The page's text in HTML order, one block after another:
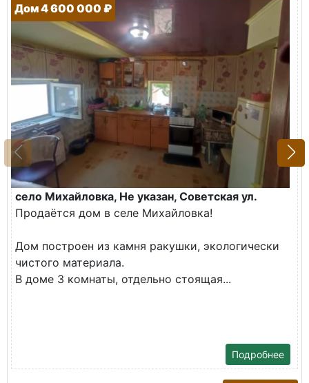
Дом 4 600 000 ₽
село Михайловка, Не указан, Советская ул.
Продаётся дом в селе Михайловка!
Дом построен из камня ракушки, экологически
чистого материала.
В доме 3 комнаты, отдельно стоящая...
Подробнее